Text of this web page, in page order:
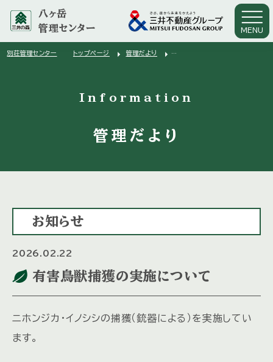
八ヶ岳
管理センター
MENU
別荘管理センター トップページ arrow_right 管理だより arrow_right
Information
管理だより
お知らせ
2026.02.22
有害鳥獣捕獲の実施について
ニホンジカ・イノシシの捕獲（銃器による）を実施してい
ます。